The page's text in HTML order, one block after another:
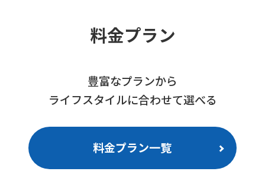
料金プラン
豊富なプランから
ライフスタイルに合わせて選べる
料金プラン一覧
For